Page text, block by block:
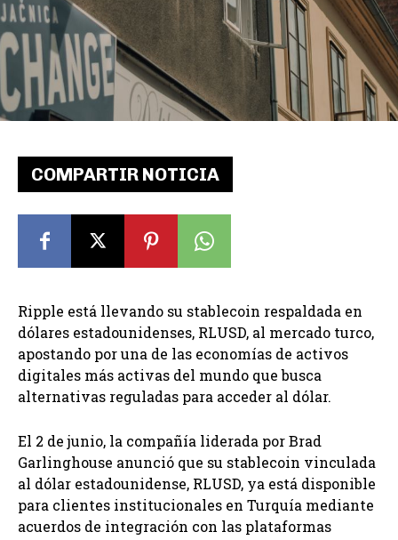
COMPARTIR NOTICIA
Ripple está llevando su stablecoin respaldada en
dólares estadounidenses, RLUSD, al mercado turco,
apostando por una de las economías de activos
digitales más activas del mundo que busca
alternativas reguladas para acceder al dólar.
El 2 de junio, la compañía liderada por Brad
Garlinghouse anunció que su stablecoin vinculada
al dólar estadounidense, RLUSD, ya está disponible
para clientes institucionales en Turquía mediante
acuerdos de integración con las plataformas